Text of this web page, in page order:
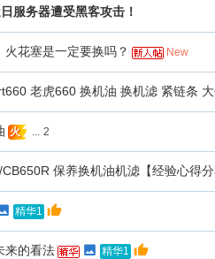
服务器遭受黑客攻击！
火花塞是一定要换吗？ New
老虎660 换机油 换机滤 紧链条 大
火 ... 2
保养换机油机滤【经验心得分
精华1
来的看法 精华1